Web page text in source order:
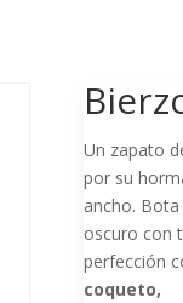
Un zapato
por su
ancho.
oscuro con
perfección
coqueto,